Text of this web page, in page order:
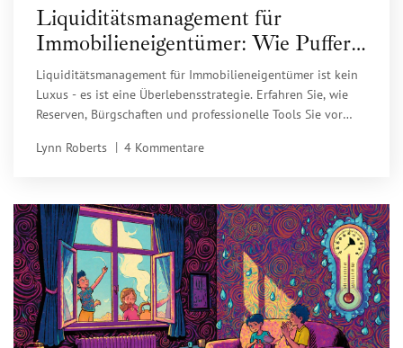
Liquiditätsmanagement für
Immobilieneigentümer: Wie Puffer
und Reserven Ihre
Immobilieninvestition vor Krisen
schützen
Liquiditätsmanagement für Immobilieneigentümer ist kein
Luxus - es ist eine Überlebensstrategie. Erfahren Sie, wie
Reserven, Bürgschaften und professionelle Tools Sie vor
Lynn Roberts
4 Kommentare